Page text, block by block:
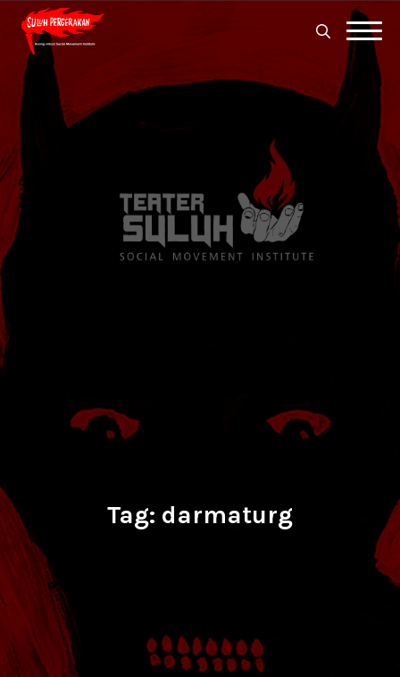
Search
for:
Tag: darmaturg